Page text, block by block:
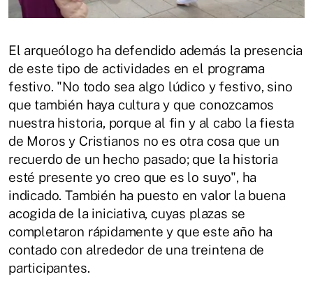
El arqueólogo ha defendido además la presencia
de este tipo de actividades en el programa
festivo. "No todo sea algo lúdico y festivo, sino
que también haya cultura y que conozcamos
nuestra historia, porque al fin y al cabo la fiesta
de Moros y Cristianos no es otra cosa que un
recuerdo de un hecho pasado; que la historia
esté presente yo creo que es lo suyo", ha
indicado. También ha puesto en valor la buena
acogida de la iniciativa, cuyas plazas se
completaron rápidamente y que este año ha
contado con alrededor de una treintena de
participantes.